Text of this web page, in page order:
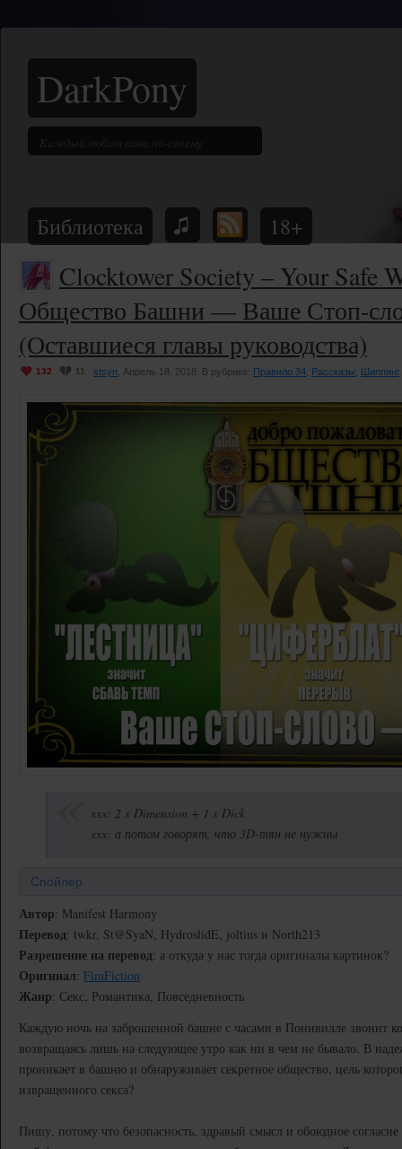
DarkPony
Библиотека 18+
Clocktower Society – Your Safe
Общество Башни — Ваше Стоп-
(Оставшиеся главы руководства)
132 11 stsyn , Апрель 18, 2018. В рубрике: Правило 34 Рассказы Шиппинг.
xxx: 2 x Dimension + 1 x Dick
xxx: а потом говорят, что 3D-тян не нужны
Спойлер
Автор: Manifest Harmony
Перевод: twkr, St@SyaN, HydroslidE, joltius и North213
Разрешение на перевод: а откуда у нас тогда оригиналы картинок?
Оригинал: FimFiction
Жанр: Секс, Романтика, Повседневность
Каждую ночь на заброшенной башне с часами в Понивилле звонит
возвращаясь лишь на следующее утро как ни в чем не бывало. В
проникает в башню и обнаруживает секретное общество, цель
извращенного секса?
Пишу, потому что безопасность, здравый смысл и обоюдное